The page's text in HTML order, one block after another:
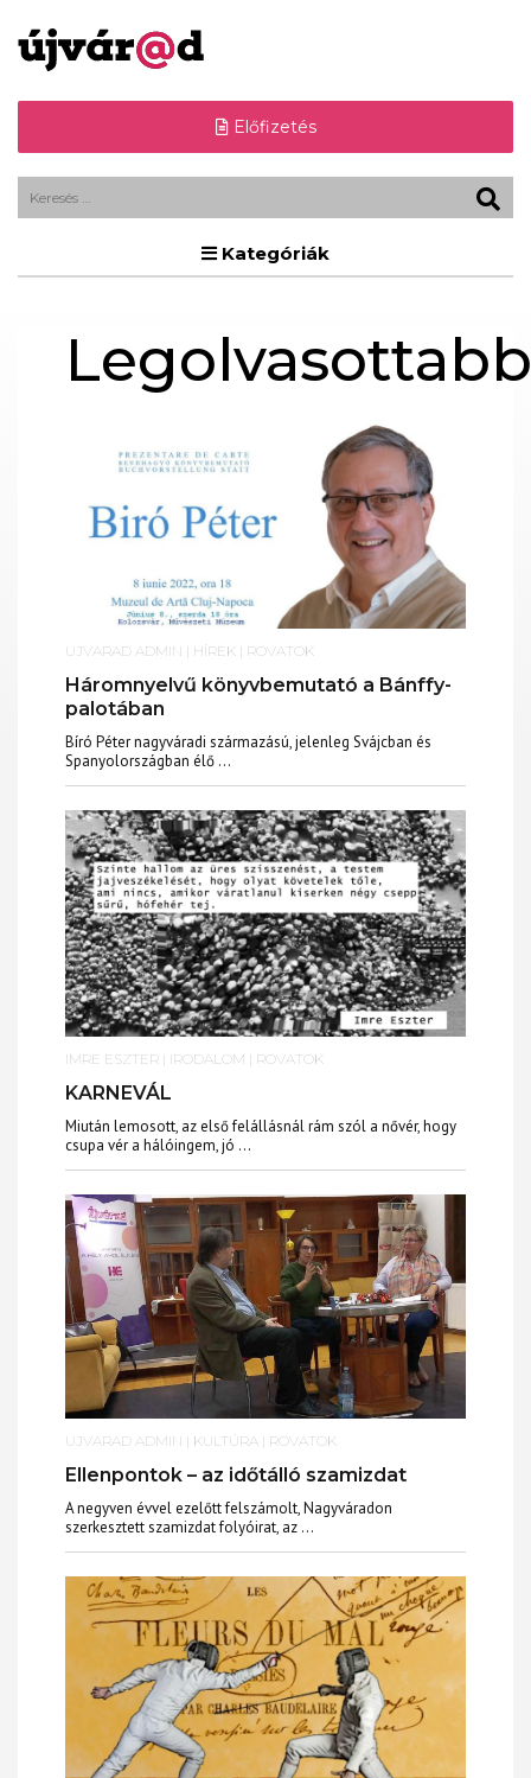
Előfizetés
Kategóriák
Legolvasottabb
UJVARAD ADMIN | HÍREK | ROVATOK
Háromnyelvű könyvbemutató a Bánffy-
palotában
Bíró Péter nagyváradi származású, jelenleg Svájcban és
Spanyolországban élő ...
IMRE ESZTER | IRODALOM | ROVATOK
KARNEVÁL
Miután lemosott, az első felállásnál rám szól a nővér, hogy
csupa vér a hálóingem, jó ...
UJVARAD ADMIN | KULTÚRA | ROVATOK
Ellenpontok – az időtálló szamizdat
A negyven évvel ezelőtt felszámolt, Nagyváradon
szerkesztett szamizdat folyóirat, az ...